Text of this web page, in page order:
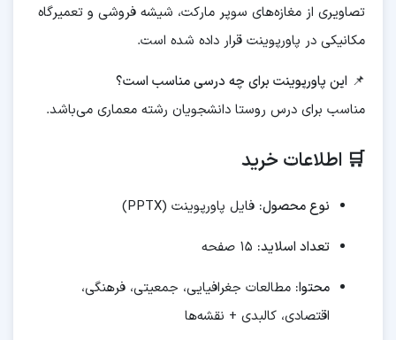
تصاویری از مغازه‌های سوپر مارکت، شیشه فروشی و تعمیرگاه
مکانیکی در پاورپوینت قرار داده شده است.
📌 این پاورپوینت برای چه درسی مناسب است؟
مناسب برای درس روستا دانشجویان رشته معماری می‌باشد.
🛒 اطلاعات خرید
نوع محصول: فایل پاورپوینت (PPTX)
تعداد اسلاید:
محتوا: مطالعات جغرافیایی، جمعیتی، فرهنگی،
اقتصادی، کالبدی + نقشه‌ها